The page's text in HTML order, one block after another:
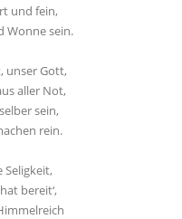
und fein,
Wonne sein.
unser Gott,
aller Not,
sein,
rein.
Seligkeit,
bereit‘,